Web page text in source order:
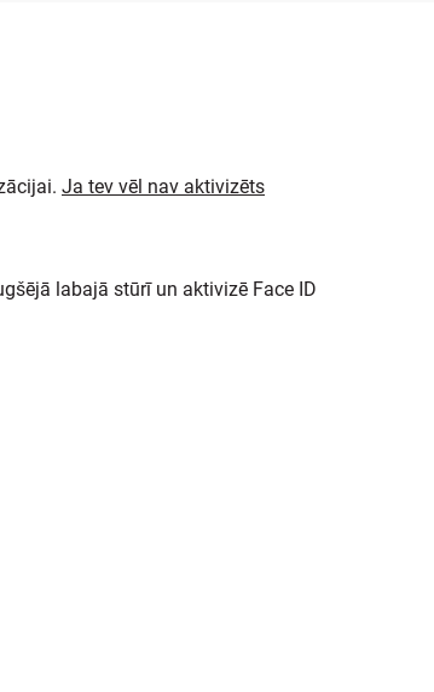
Ja tev vēl nav aktivizēts
labajā stūrī un aktivizē Face ID